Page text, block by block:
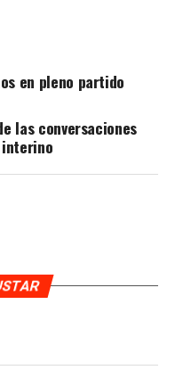
en pleno partido
las conversaciones